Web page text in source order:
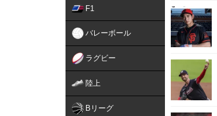
F1
バレーボール
ラグビー
陸上
Bリーグ